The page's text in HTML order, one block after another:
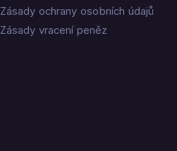
Zásady ochrany osobních údajů
Zásady vracení peněz